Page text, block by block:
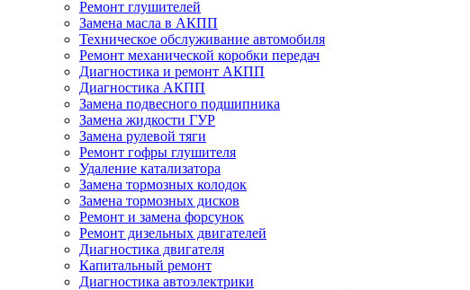
Ремонт глушителей
Замена масла в АКПП
Техническое обслуживание автомобиля
Ремонт механической коробки передач
Диагностика и ремонт АКПП
Диагностика АКПП
Замена подвесного подшипника
Замена жидкости ГУР
Замена рулевой тяги
Ремонт гофры глушителя
Удаление катализатора
Замена тормозных колодок
Замена тормозных дисков
Ремонт и замена форсунок
Ремонт дизельных двигателей
Диагностика двигателя
Капитальный ремонт
Диагностика автоэлектрики